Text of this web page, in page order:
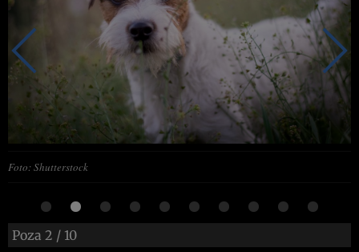
Foto: Shutterstock
Poza 2 / 10